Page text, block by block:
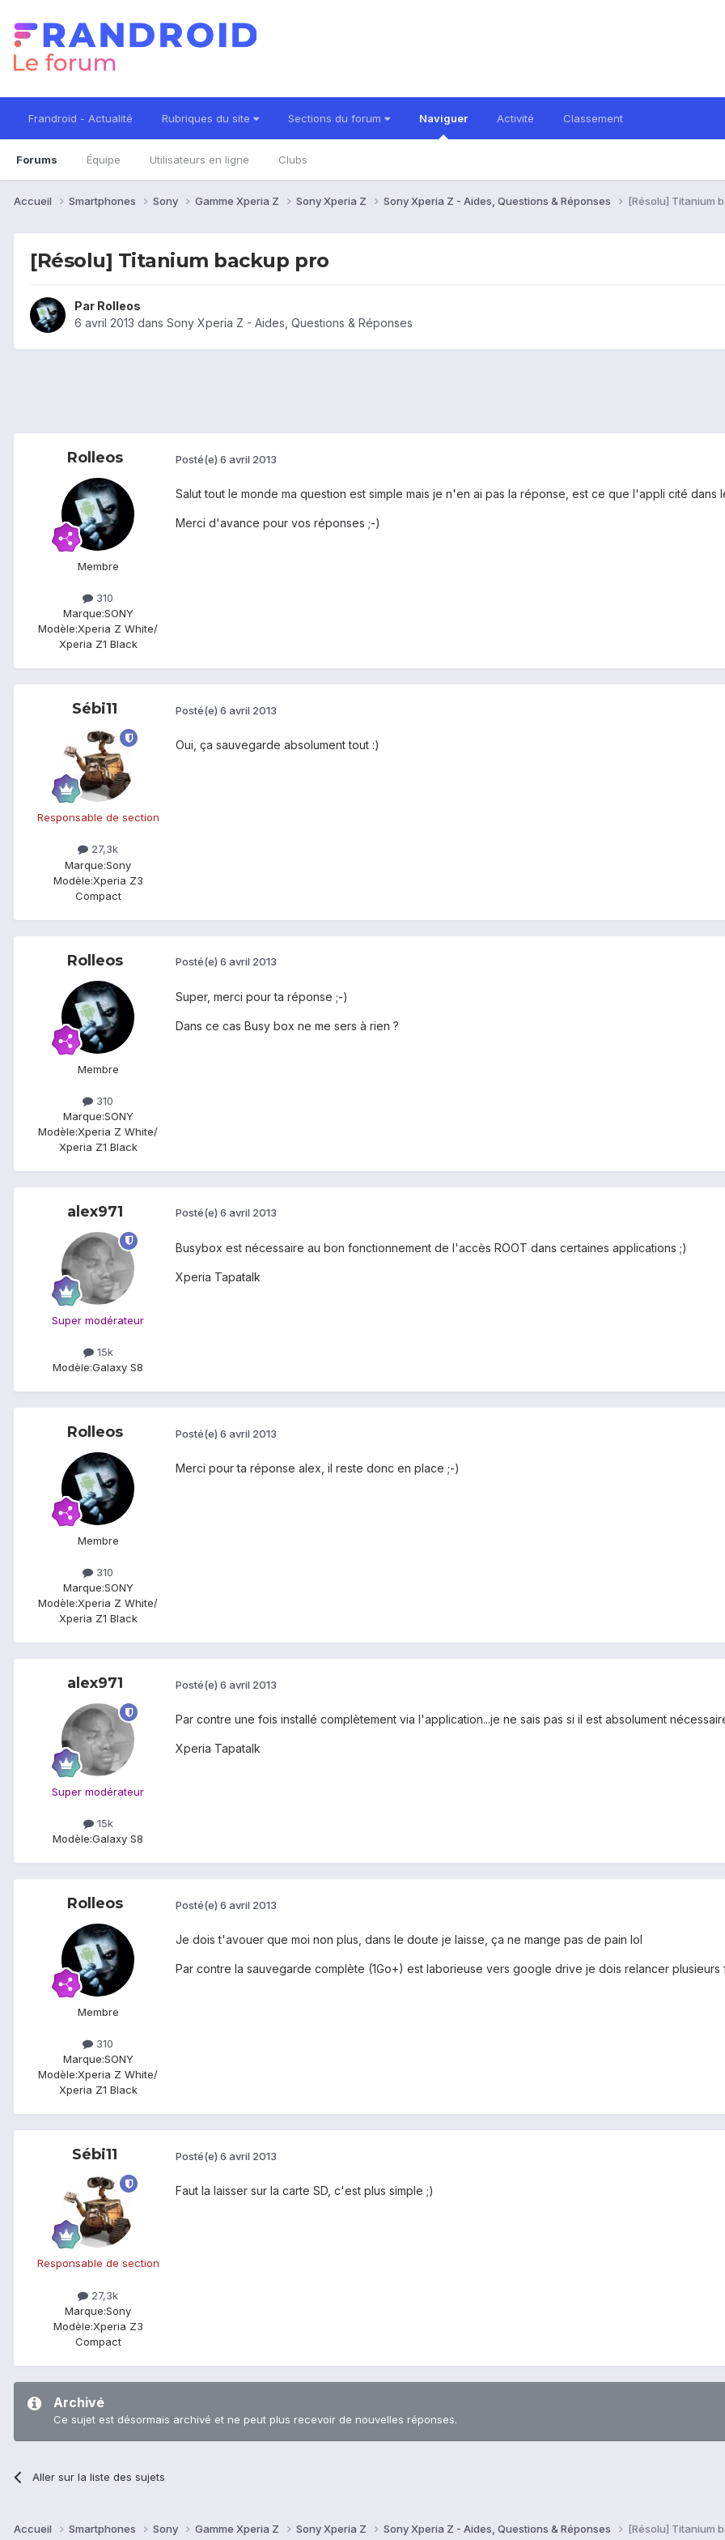
Frandroid - Actualité Rubriques du site Sections du forum Naviguer
Forums Équipe Utilisateurs en ligne Clubs
Activité Classement
Accueil Smartphones Sony Gamme Xperia Z Sony Xperia Z Sony Xperia Z - Aides, Questions & Réponses [Résolu] Titanium
[Résolu] Titanium backup pro
Par Rolleos
6 avril 2013 dans Sony Xperia Z - Aides, Questions & Réponses
Rolleos
Membre
310
Marque:SONY
Modèle:Xperia Z White/
Xperia Z1 Black
Posté(e) 6 avril 2013
Salut tout le monde ma question est simple mais je n'en ai pas la réponse, est ce que l'appli cité
Merci d'avance pour vos réponses ;-)
Sébi11
Responsable de section
27,3k
Marque:Sony
Modèle:Xperia Z3
Compact
Posté(e) 6 avril 2013
Oui, ça sauvegarde absolument tout :)
Rolleos
Membre
310
Marque:SONY
Modèle:Xperia Z White/
Xperia Z1 Black
Posté(e) 6 avril 2013
Super, merci pour ta réponse ;-)
Dans ce cas Busy box ne me sers à rien ?
alex971
Super modérateur
15k
Modèle:Galaxy S8
Posté(e) 6 avril 2013
Busybox est nécessaire au bon fonctionnement de l'accès ROOT dans certaines applications ;)
Xperia Tapatalk
Rolleos
Membre
310
Marque:SONY
Modèle:Xperia Z White/
Xperia Z1 Black
Posté(e) 6 avril 2013
Merci pour ta réponse alex, il reste donc en place ;-)
alex971
Super modérateur
15k
Modèle:Galaxy S8
Posté(e) 6 avril 2013
Par contre une fois installé complètement via l'application...je ne sais pas si il est absolument
Xperia Tapatalk
Rolleos
Membre
310
Marque:SONY
Modèle:Xperia Z White/
Xperia Z1 Black
Posté(e) 6 avril 2013
Je dois t'avouer que moi non plus, dans le doute je laisse, ça ne mange pas de pain lol
Par contre la sauvegarde complète (1Go+) est laborieuse vers google drive je dois relancer plusieurs
Sébi11
Responsable de section
27,3k
Marque:Sony
Modèle:Xperia Z3
Compact
Posté(e) 6 avril 2013
Faut la laisser sur la carte SD, c'est plus simple ;)
Archivé
Ce sujet est désormais archivé et ne peut plus recevoir de nouvelles réponses.
Aller sur la liste des sujets
Accueil Smartphones Sony Gamme Xperia Z Sony Xperia Z Sony Xperia Z - Aides, Questions & Réponses [Résolu] Titanium